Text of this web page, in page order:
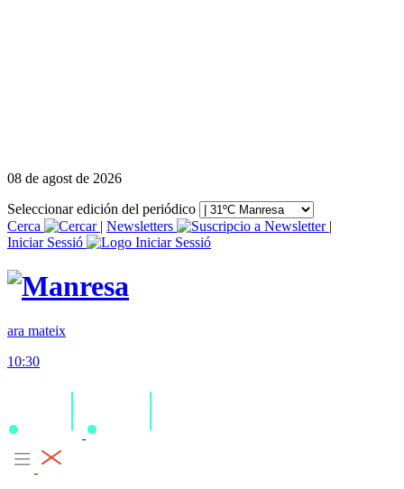
08 de agost de 2026
Seleccionar edición del periódico
Cerca
| Newsletters
|
Iniciar Sessió
ara mateix
10:30